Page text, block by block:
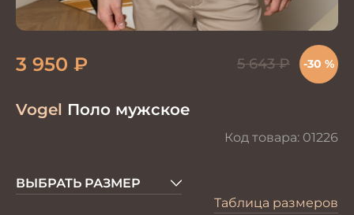
Vogel Поло мужское
Код товара: 01226
3 950 ₽ 5 643₽ -30 %
ВЫБРАТЬ РАЗМЕР
Таблица размеров